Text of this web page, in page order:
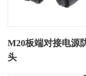
M20板端对接电源
头